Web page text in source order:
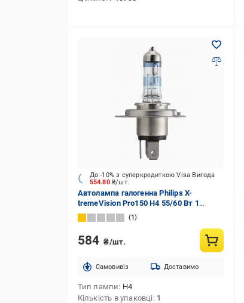
554.80 ₴/шт.
До -10% з суперкредиткою Visa Вигода
Автолампа галогенна Philips X-
tremeVision Pro150 H4 55/60 Вт 1
шт. (PS 12342XVPB1)
1
584 ₴/шт.
Cамовивіз Доставимо
Тип лампи H4
Кількість в упаковці 1